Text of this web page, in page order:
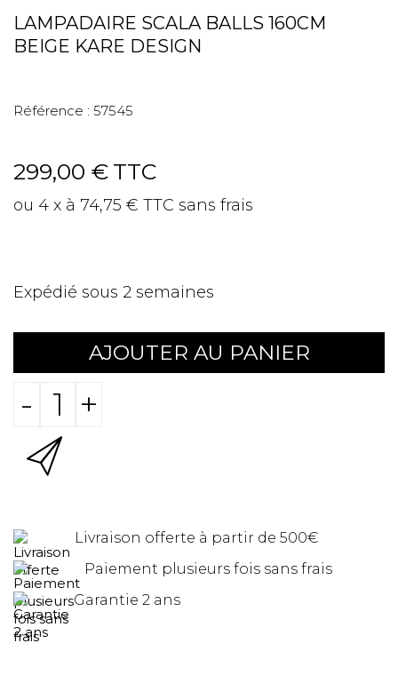
LAMPADAIRE SCALA BALLS 160CM
BEIGE KARE DESIGN
Référence : 57545
299,00 € TTC
ou 4 x à 74,75 € TTC sans frais
Expédié sous 2 semaines
AJOUTER AU PANIER
- +
Livraison offerte à partir de 500€
Paiement plusieurs fois sans frais
Garantie 2 ans